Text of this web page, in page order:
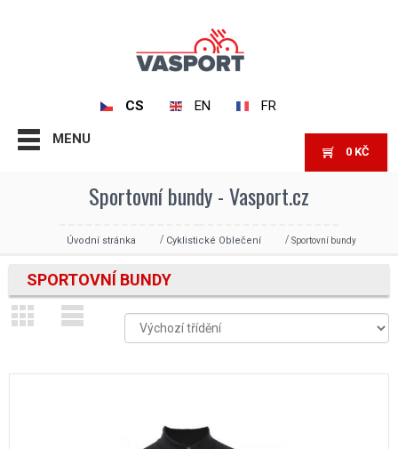
CS EN FR
MENU
0 KČ
Sportovní bundy - Vasport.cz
Úvodní stránka Cyklistické Oblečení Sportovní bundy
SPORTOVNÍ BUNDY